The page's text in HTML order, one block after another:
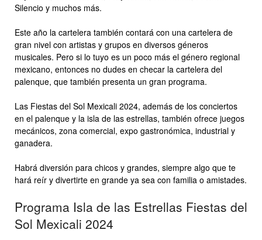
Silencio y muchos más.
Este año la cartelera también contará con una cartelera de
gran nivel con artistas y grupos en diversos géneros
musicales. Pero si lo tuyo es un poco más el género regional
mexicano, entonces no dudes en checar la cartelera del
palenque, que también presenta un gran programa.
Las Fiestas del Sol Mexicali 2024, además de los conciertos
en el palenque y la isla de las estrellas, también ofrece juegos
mecánicos, zona comercial, expo gastronómica, industrial y
ganadera.
Habrá diversión para chicos y grandes, siempre algo que te
hará reír y divertirte en grande ya sea con familia o amistades.
Programa Isla de las Estrellas Fiestas del
Sol Mexicali 2024